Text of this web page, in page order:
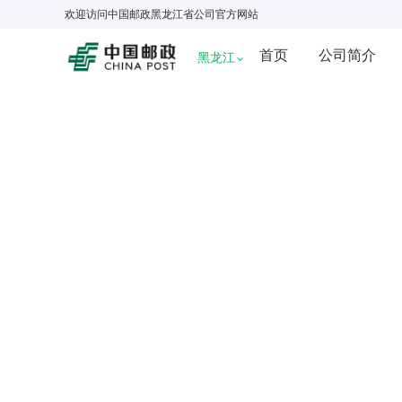
欢迎访问中国邮政黑龙江省公司 官方网站
黑龙江 首页 公司简介